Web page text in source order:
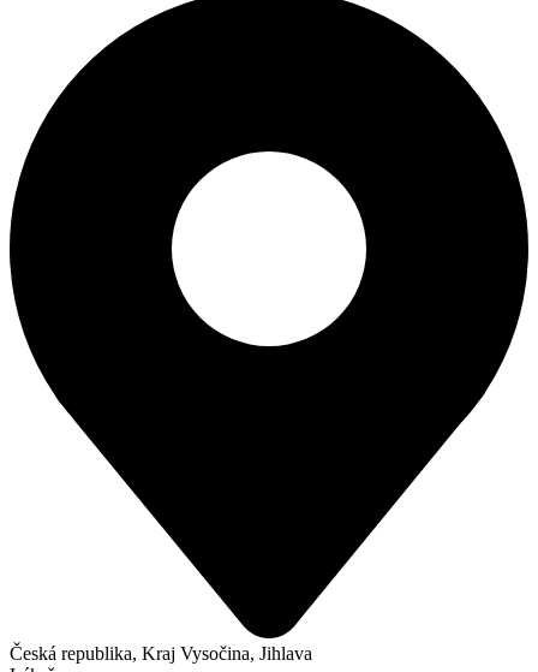
Česká republika, Kraj Vysočina, Jihlava